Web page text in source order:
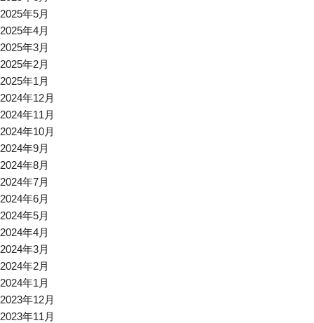
2025年5月
2025年4月
2025年3月
2025年2月
2025年1月
2024年12月
2024年11月
2024年10月
2024年9月
2024年8月
2024年7月
2024年6月
2024年5月
2024年4月
2024年3月
2024年2月
2024年1月
2023年12月
2023年11月